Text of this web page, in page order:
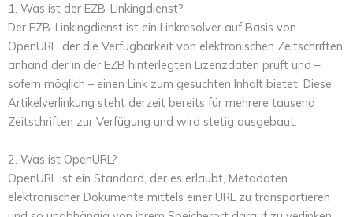
1. Was ist der EZB-Linkingdienst?
Der EZB-Linkingdienst ist ein Linkresolver auf Basis von
OpenURL, der die Verfügbarkeit von elektronischen Zeitschriften
anhand der in der EZB hinterlegten Lizenzdaten prüft und –
sofern möglich – einen Link zum gesuchten Inhalt bietet. Diese
Artikelverlinkung steht derzeit bereits für mehrere tausend
Zeitschriften zur Verfügung und wird stetig ausgebaut.
2. Was ist OpenURL?
OpenURL ist ein Standard, der es erlaubt, Metadaten
elektronischer Dokumente mittels einer URL zu transportieren